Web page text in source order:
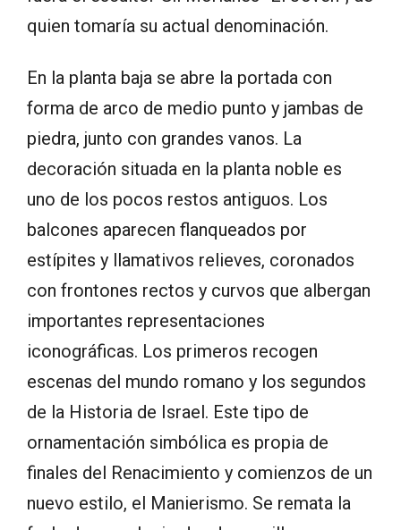
quien tomaría su actual denominación.
En la planta baja se abre la portada con
forma de arco de medio punto y jambas de
piedra, junto con grandes vanos. La
decoración situada en la planta noble es
uno de los pocos restos antiguos. Los
balcones aparecen flanqueados por
estípites y llamativos relieves, coronados
con frontones rectos y curvos que albergan
importantes representaciones
iconográficas. Los primeros recogen
escenas del mundo romano y los segundos
de la Historia de Israel. Este tipo de
ornamentación simbólica es propia de
finales del Renacimiento y comienzos de un
nuevo estilo, el Manierismo. Se remata la